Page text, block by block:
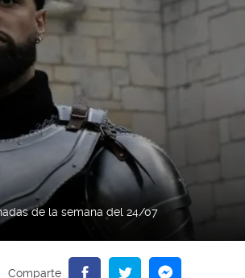
de la semana del 24/07